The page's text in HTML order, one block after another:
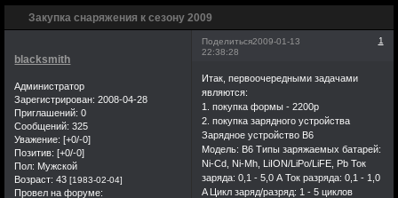
Закупка снаряжения к сезону 2009
Поделиться 1
2009-01-13
22:38:28
blacksmith
Администратор
Зарегистрирован: 2008-04-28
Приглашений: 0
Сообщений: 325
Уважение: [+0/-0]
Позитив: [+0/-0]
Пол: Мужской
Возраст: 43[1983-02-04]
Провел на форуме:
Итак, первоочередными задачами
являются:
1. покупка формы - 2200р
2. покупка зарядного устройства
Зарядное устройство B6
Модель: B6 Типы заряжаемых батарей:
Ni-Cd, Ni-Mh, LiION/LiPo/LiFE, Pb Ток
заряда: 0,1 - 5,0 А Ток разряда: 0,1 - 1,0
A Цикл заряд/разряд: 1 - 5 циклов